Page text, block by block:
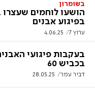
בשומרון
הושעו לוחמים שעצרו
בפיגוע אבנים
ערוץ 7 4.06.25
בעקבות פיגועי
בכביש 60
דביר עמר 28.05.25